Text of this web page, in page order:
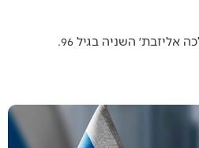
לפני כשבועיים נפטרה המלכה אליזבת׳ השניה בגיל 96.